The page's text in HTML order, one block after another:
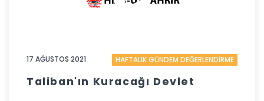
17 AĞUSTOS 2021 HAFTALIK GÜNDEM DEĞERLENDİRME
Taliban'ın Kuracağı Devlet